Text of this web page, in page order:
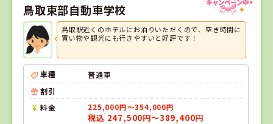
鳥取東部自動車学校
鳥取駅近くのホテルにお泊りいただくので、空き時間に
買い物や観光にも行きやすいと好評です！
車種
普通車
割引
料金
225,000円～354,000円
税込 247,500円～389,400円